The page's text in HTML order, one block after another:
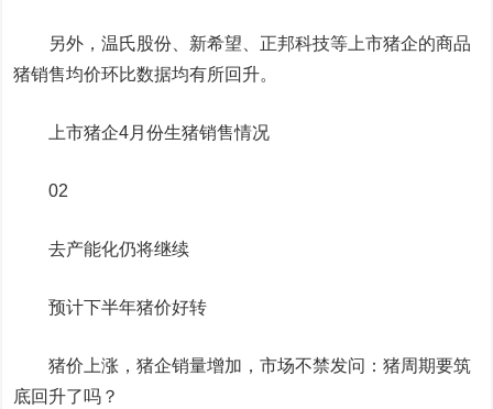
另外，温氏股份 新希望 正邦科技等上市猪企的商品
猪销售均价环比数据均有所回升。
上市猪企4月份生猪销售情况
02
去产能化仍将继续
预计下半年猪价好转
猪价上涨，猪企销量增加，市场不禁发问：猪周期要筑
底回升了吗？